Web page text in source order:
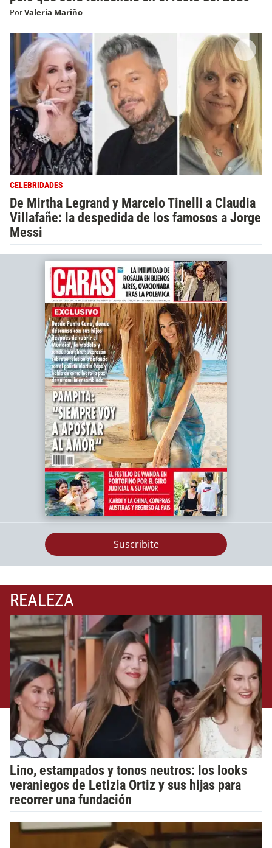
PorValeria Mariño
CELEBRIDADES
De Mirtha Legrand y Marcelo Tinelli a Claudia
Villafañe: la despedida de los famosos a Jorge
Messi
Suscribite
REALEZA
Lino, estampados y tonos neutros: los looks
veraniegos de Letizia Ortiz y sus hijas para
recorrer una fundación